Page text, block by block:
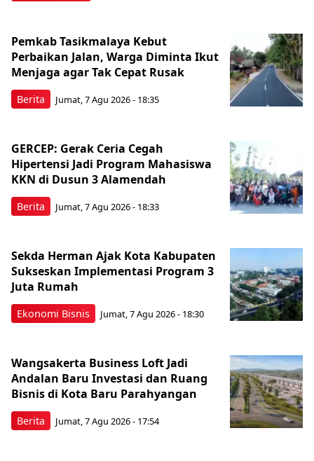
Berita
Pemkab Tasikmalaya Kebut
Perbaikan Jalan, Warga Diminta Ikut
Menjaga agar Tak Cepat Rusak
Jumat, 7 Agu 2026 - 18:35
Berita
GERCEP: Gerak Ceria Cegah
Hipertensi Jadi Program Mahasiswa
KKN di Dusun 3 Alamendah
Jumat, 7 Agu 2026 - 18:33
Ekonomi Bisnis
Sekda Herman Ajak Kota Kabupaten
Sukseskan Implementasi Program 3
Juta Rumah
Jumat, 7 Agu 2026 - 18:30
Berita
Wangsakerta Business Loft Jadi
Andalan Baru Investasi dan Ruang
Bisnis di Kota Baru Parahyangan
Jumat, 7 Agu 2026 - 17:54